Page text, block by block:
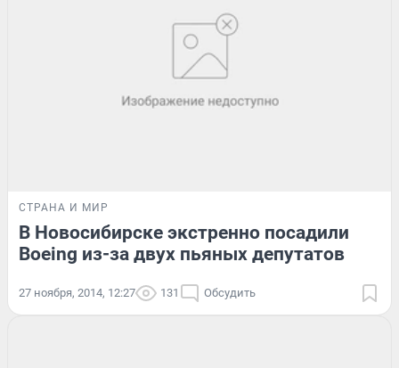
СТРАНА И МИР
В Новосибирске экстренно посадили
Boeing из-за двух пьяных депутатов
27 ноября, 2014, 12:27 131 Обсудить